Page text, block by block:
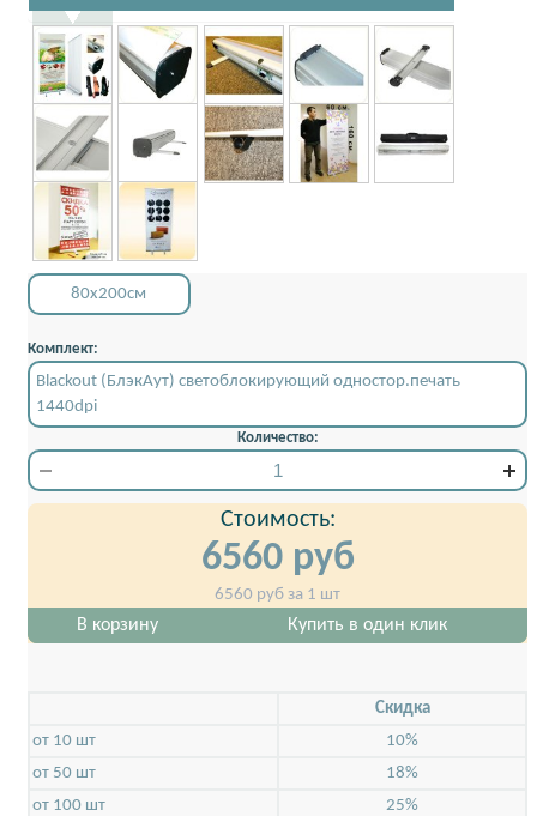
80x200см
Комплект:
Blackout (БлэкАут) светоблокирующий одностор.печать
1440dpi
Количество:
Стоимость:
6560руб
6560 руб за 1 шт
В корзину Купить в один клик
Скидкa
от 10 шт
10%
от 50 шт
18%
от 100 шт
25%